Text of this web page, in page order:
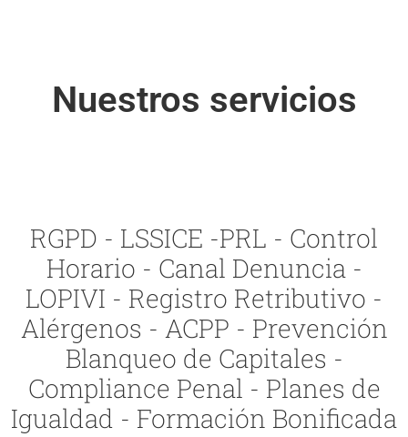
Nuestros servicios
RGPD - LSSICE -PRL - Control
Horario - Canal Denuncia -
LOPIVI - Registro Retributivo -
Alérgenos - ACPP - Prevención
Blanqueo de Capitales -
Compliance Penal - Planes de
Igualdad - Formación Bonificada